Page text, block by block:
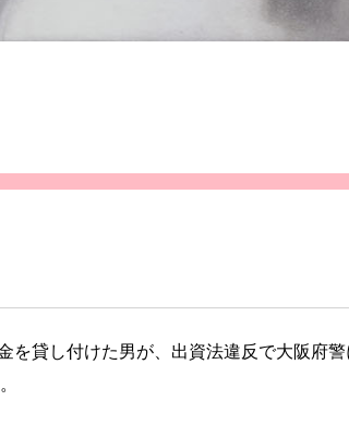
貸し付けた男が、出資法違反で大阪府警